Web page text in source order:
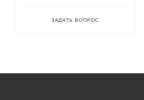
ЗАДАТЬ ВОПРОС